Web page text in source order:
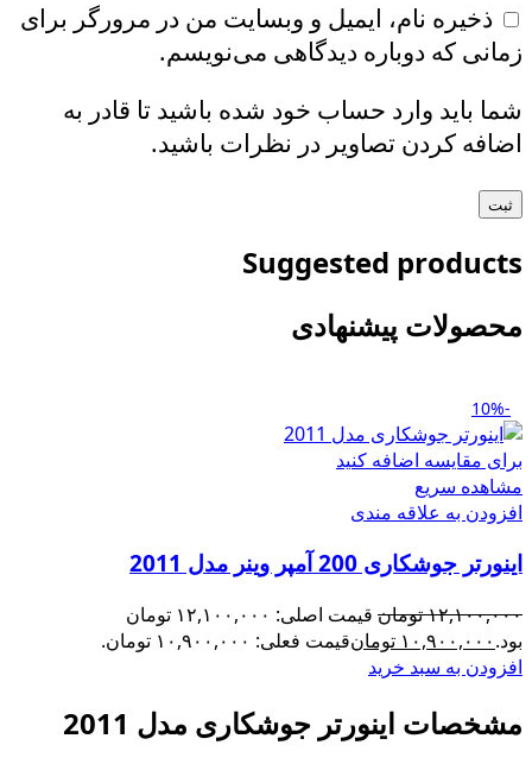
ذخیره نام، ایمیل و وبسایت من در مرورگر برای
زمانی که دوباره دیدگاهی می‌نویسم.
شما باید وارد حساب خود شده باشید تا قادر به
اضافه کردن تصاویر در نظرات باشید.
Suggested products
محصولات پیشنهادی
-10%
برای مقایسه اضافه کنید
مشاهده سریع
افزودن به علاقه مندی
اینورتر جوشکاری 200 آمپر وینر مدل 2011
۱۲,۱۰۰,۰۰۰تومان
قیمت اصلی: ۱۲,۱۰۰,۰۰۰ تومان
بود.۱۰,۹۰۰,۰۰۰ تومانقیمت فعلی: ۱۰,۹۰۰,۰۰۰ تومان.
افزودن به سبد خرید
مشخصات اینورتر جوشکاری مدل 2011